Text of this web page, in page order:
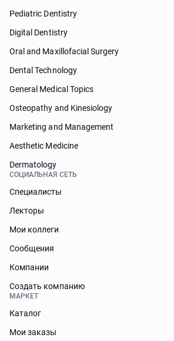
Pediatric Dentistry
Digital Dentistry
Oral and Maxillofacial Surgery
Dental Technology
General Medical Topics
Osteopathy and Kinesiology
Marketing and Management
Aesthetic Medicine
Dermatology
СОЦИАЛЬНАЯ СЕТЬ
Специалисты
Лекторы
Мои коллеги
Сообщения
Компании
Создать компанию
МАРКЕТ
Каталог
Мои заказы